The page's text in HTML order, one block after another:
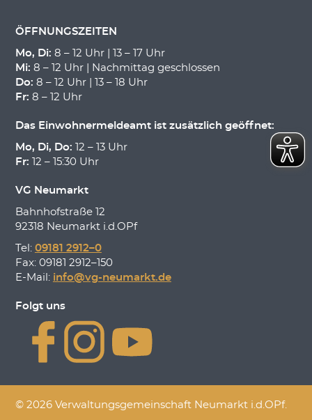
ÖFFNUNGSZEITEN
Mo, Di: 8 – 12 Uhr | 13 – 17 Uhr
Mi: 8 – 12 Uhr | Nachmittag geschlossen
Do: 8 – 12 Uhr | 13 – 18 Uhr
Fr: 8 – 12 Uhr
Das Einwohnermeldeamt ist zusätzlich geöffnet:
Mo, Di, Do: 12 – 13 Uhr
Fr: 12 – 15:30 Uhr
VG Neumarkt
Bahnhofstraße 12
92318 Neumarkt i.d.OPf
Tel: 09181 2912–0
Fax: 09181 2912–150
E-Mail: info@vg-neumarkt.de
Folgt uns
© 2026 Verwaltungsgemeinschaft Neumarkt i.d.OPf.